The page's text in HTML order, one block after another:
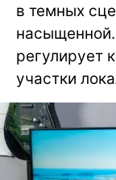
в темных
регулирует
участки